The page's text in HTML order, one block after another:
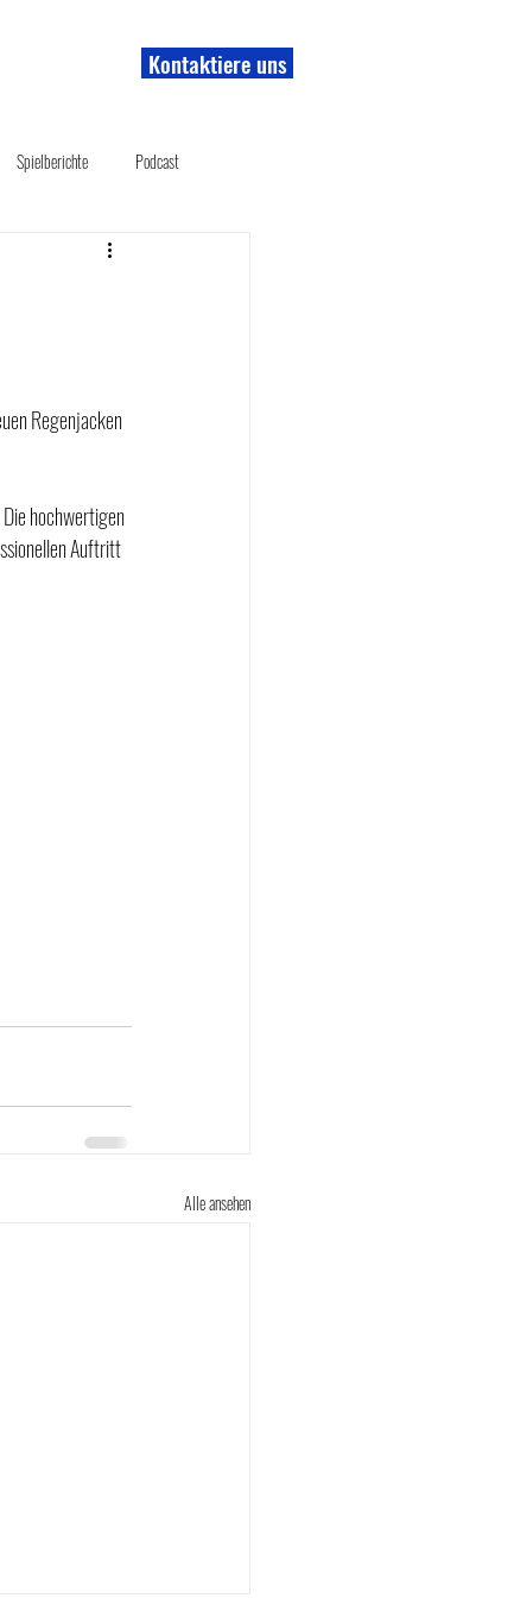
Kontaktiere uns
Spielberichte Podcast
Regenjacken
hochwertigen
Auftritt
Alle ansehen